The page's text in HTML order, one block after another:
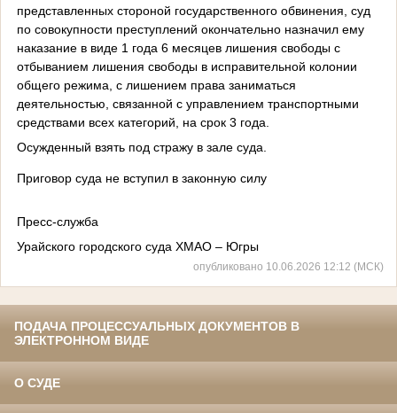
представленных стороной государственного обвинения, суд
по совокупности преступлений окончательно назначил ему
наказание в виде 1 года 6 месяцев лишения свободы с
отбыванием лишения свободы в исправительной колонии
общего режима, с лишением права заниматься
деятельностью, связанной с управлением транспортными
средствами всех категорий, на срок 3 года.
Осужденный взять под стражу в зале суда.
Приговор суда не вступил в законную силу
Пресс-служба
Урайского городского суда ХМАО – Югры
опубликовано 10.06.2026 12:12 (МСК)
ПОДАЧА ПРОЦЕССУАЛЬНЫХ ДОКУМЕНТОВ В
ЭЛЕКТРОННОМ ВИДЕ
О СУДЕ